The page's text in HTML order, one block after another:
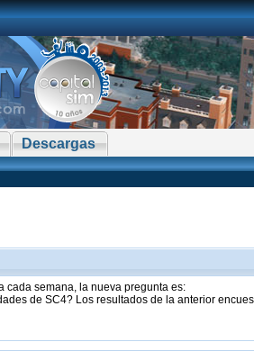
Descargas
cada semana, la nueva pregunta es:
de SC4? Los resultados de la anterior